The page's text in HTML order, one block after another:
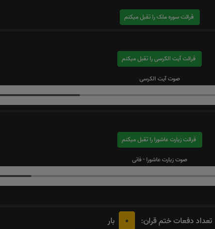
قرائت سوره ملک را تقبل میکنم
قرائت آیت الکرسی را تقبل میکنم
صوت آیت الکرسی
قرائت زیارت عاشورا را تقبل میکنم
صوت زیارت عاشورا - فانی
تعداد دفعات ختم قران: 0
بار